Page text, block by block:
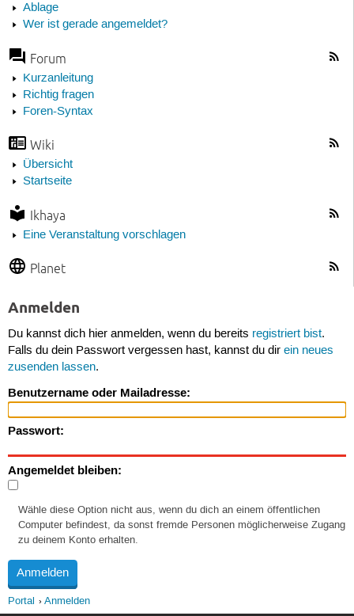
Ablage
Wer ist gerade angemeldet?
Forum
Kurzanleitung
Richtig fragen
Foren-Syntax
Wiki
Übersicht
Startseite
Ikhaya
Eine Veranstaltung vorschlagen
Planet
Anmelden
Du kannst dich hier anmelden, wenn du bereits registriert bist.
Falls du dein Passwort vergessen hast, kannst du dir ein neues
zusenden lassen.
Benutzername oder Mailadresse:
Passwort:
Angemeldet bleiben:
Wähle diese Option nicht aus, wenn du dich an einem öffentlichen
Computer befindest, da sonst fremde Personen möglicherweise Zugang
zu deinem Konto erhalten.
Portal Anmelden